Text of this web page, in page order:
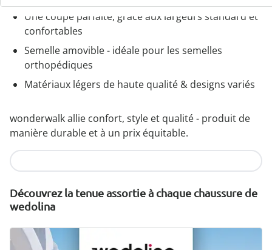
Une coupe parfaite, grâce aux largeurs standard et
confortables
Semelle amovible - idéale pour les semelles
orthopédiques
Matériaux légers de haute qualité & designs variés
wonderwalk allie confort, style et qualité - produit de
manière durable et à un prix équitable.
Découvrez la tenue assortie à chaque chaussure de
wedolina